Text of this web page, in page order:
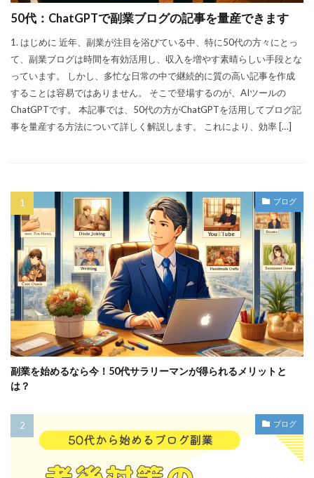
50代：ChatGPTで副業ブログの記事を量産できます
1. はじめに 近年、副業が注目を浴びている中、特に50代の方々にとっ
て、副業ブログは時間を有効活用し、収入を増やす素晴らしい手段とな
っています。 しかし、多忙な日常の中で継続的に質の高い記事を作成
することは容易ではありません。 そこで登場するのが、AIツールの
ChatGPTです。 本記事では、50代の方がChatGPTを活用してブログ記
事を量産する方法について詳しく解説します。 これにより、効率 […]
ブログ
副業を始めるなら今！50代サラリーマンが得られるメリットと
は？
ブログ